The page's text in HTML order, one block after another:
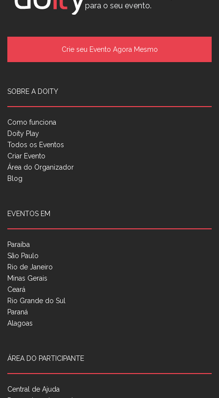
para o seu evento.
Crie seu Evento Agora Mesmo
SOBRE A DOITY
Como funciona
Doity Play
Todos os Eventos
Criar Evento
Área do Organizador
Blog
EVENTOS EM
Paraíba
São Paulo
Rio de Janeiro
Minas Gerais
Ceará
Rio Grande do Sul
Paraná
Alagoas
ÁREA DO PARTICIPANTE
Central de Ajuda